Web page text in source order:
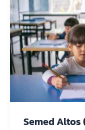
Semed Altos